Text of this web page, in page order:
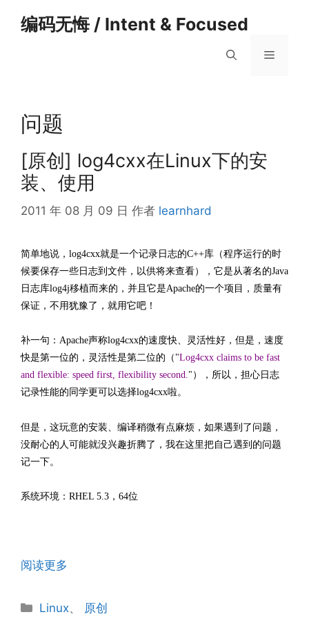
编码无悔 / Intent & Focused
菜
问题
[原创] log4cxx在Linux下的安
装、使用
2011 年 08 月 09 日 作者 learnhard
简单地说，log4cxx就是一个记录日志的C++库（程序运行的时
候要保存一些日志到文件，以供将来查看），它是从著名的Java
日志库log4j移植而来的，并且它是Apache的一个项目，质量有
保证，不用犹豫了，就用它吧！
补一句：Apache声称log4cxx的速度快、灵活性好，但是，速度
快是第一位的，灵活性是第二位的（"Log4cxx claims to be fast
and flexible: speed first, flexibility second."），所以，担心日志
记录性能的同学更可以选择log4cxx啦。
但是，这玩意的安装、编译稍微有点麻烦，如果遇到了问题，
没耐心的人可能就没兴趣折腾了，我在这里把自己遇到的问题
记一下。
系统环境：RHEL 5.3，64位
阅读更多
分
Linux、 原创